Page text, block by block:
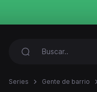
Series Gente de barrio